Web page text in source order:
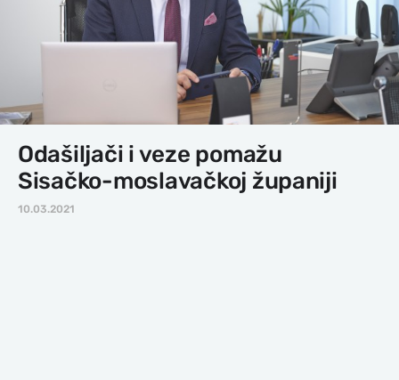
Odašiljači i veze pomažu
Sisačko-moslavačkoj županiji
10.03.2021